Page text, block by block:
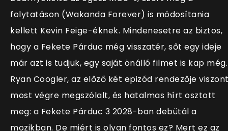
folytatáson (Wakanda Forever) is módosítania
kellett Kevin Feige-éknek. Mindenesetre az biztos,
hogy a Fekete Párduc még visszatér, sőt egy ideje
már azt is tudjuk, egy saját önálló filmet is kap még.
Ryan Coogler, az előző két epizód rendezője
most végre megszólalt, és hatalmas hírt osztott
meg: a Fekete Párduc 3 2028-ban debütál a
mozikban. De miért is olyan fontos ez? Mert ez az